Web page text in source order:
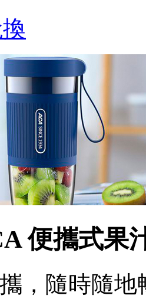
便攜式果
，隨時隨地